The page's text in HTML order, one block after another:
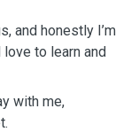
and honestly I’m
to learn and
with me,